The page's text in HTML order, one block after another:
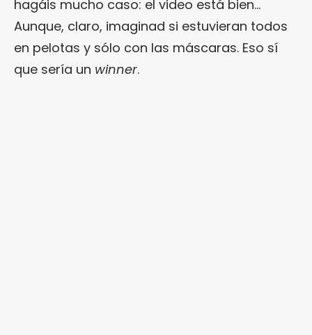
hagáis mucho caso: el video está bien…
Aunque, claro, imaginad si estuvieran todos
en pelotas y sólo con las máscaras. Eso sí
que sería un winner.